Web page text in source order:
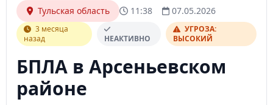
Тульская область 11:38 07.05.2026
3 месяца
назад
НЕАКТИВНО
УГРОЗА:
ВЫСОКИЙ
БПЛА в Арсеньевском
районе